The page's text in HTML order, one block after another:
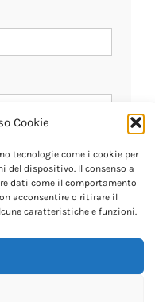
Cookie
tecnologie come i cookie per
del dispositivo. Il consenso a
dati come il comportamento
acconsentire o ritirare il
caratteristiche e funzioni.
commenti.